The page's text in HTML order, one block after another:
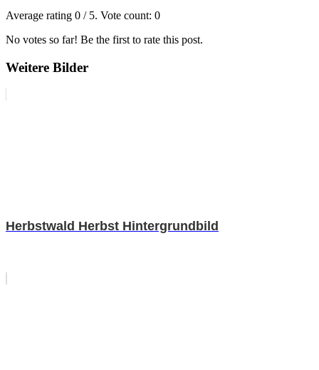
Average rating 0 / 5. Vote count: 0
No votes so far! Be the first to rate this post.
Weitere Bilder
Herbstwald Herbst Hintergrundbild